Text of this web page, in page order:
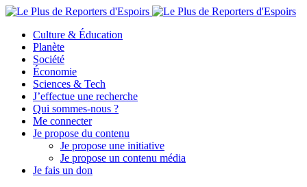
Culture & Éducation
Planète
Société
Économie
Sciences & Tech
J’effectue une recherche
Qui sommes-nous ?
Me connecter
Je propose du contenu
Je propose une initiative
Je propose un contenu média
Je fais un don